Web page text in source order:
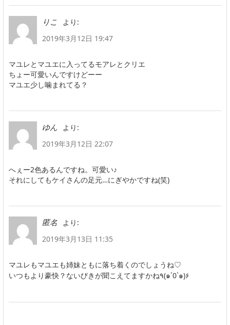
りこ
より:
2019年3月12日 19:47
マユレとマユエに入ってるモアレとクリエ
ちょー可愛いんですけどーー
マユエ少し噛まれてる？
ゆん
より:
2019年3月12日 22:07
へぇー2色あるんですね。可愛い♪
それにしてもケイさんの足元…にぎやかですね(笑)
匿名
より:
2019年3月13日 11:35
マユレもマユエも姉妹ともに落ち着くのでしょうね♡
いつもより豪快？ないびきが聞こえてますかね٩(๑´0`๑)۶